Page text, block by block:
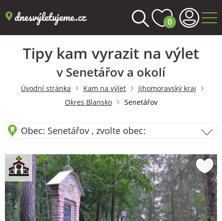
0
Tipy kam vyrazit na výlet
v Senetářov a okolí
Úvodní stránka Kam na výlet
Jihomoravský kraj
Okres Blansko
Senetářov
Obec: Senetářov , zvolte obec: